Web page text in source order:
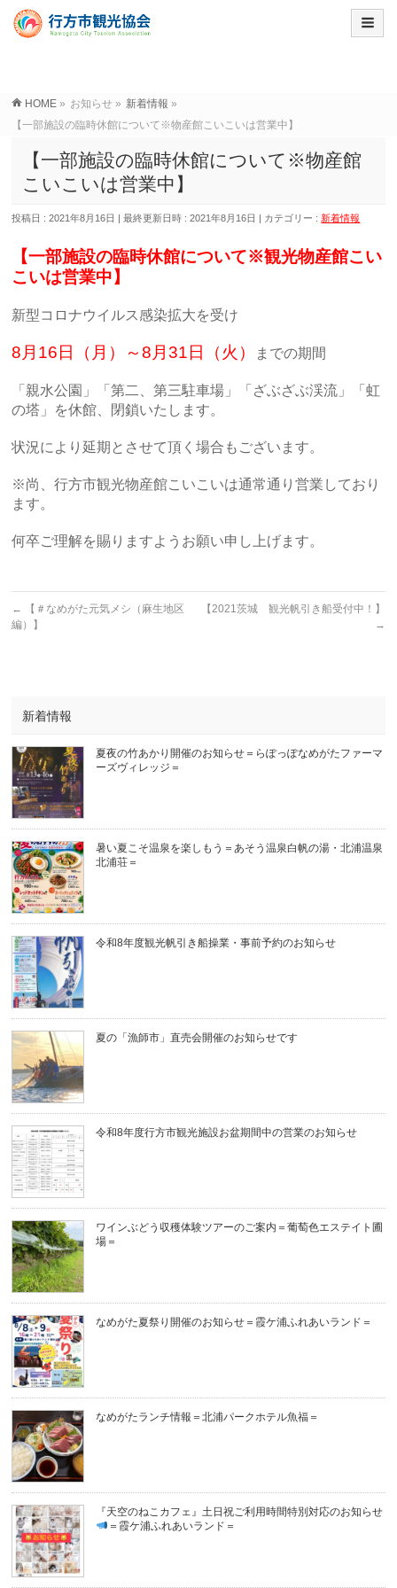
HOME » お知らせ » 新着情報 »
【一部施設の臨時休館について※物産館こいこいは営業中】
【一部施設の臨時休館について※物産館
こいこいは営業中】
投稿日 : 2021年8月16日 最終更新日時 : 2021年8月16日 カテゴリー : 新着情報
【一部施設の臨時休館について※観光物産館こい
こいは営業中】
新型コロナウイルス感染拡大を受け
8月16日（月）～8月31日（火） までの期間
「親水公園」「第二、第三駐車場」「ざぶざぶ渓流」「虹
の塔」を休館、閉鎖いたします。
状況により延期とさせて頂く場合もございます。
※尚、行方市観光物産館こいこいは通常通り営業しており
ます。
何卒ご理解を賜りますようお願い申し上げます。
←
【＃なめがた元気メシ（麻生地区
編）】
【2021茨城 観光帆引き船受付中！】
→
新着情報
夏夜の竹あかり開催のお知らせ＝らぽっぽなめがたファーマ
ーズヴィレッジ＝
暑い夏こそ温泉を楽しもう＝あそう温泉白帆の湯・北浦温泉
北浦荘＝
令和8年度観光帆引き船操業・事前予約のお知らせ
夏の「漁師市」直売会開催のお知らせです
令和8年度行方市観光施設お盆期間中の営業のお知らせ
ワインぶどう収穫体験ツアーのご案内＝葡萄色エステイト圃
場＝
なめがた夏祭り開催のお知らせ＝霞ケ浦ふれあいランド＝
なめがたランチ情報＝北浦パークホテル魚福＝
『天空のねこカフェ』土日祝ご利用時間特別対応のお知らせ
＝霞ケ浦ふれあいランド＝